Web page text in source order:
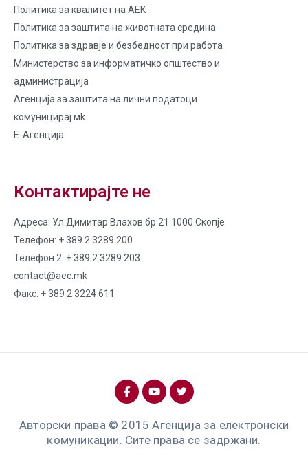
Политика за квалитет на AЕК
Политика за заштита на животната средина
Политика за здравје и безбедност при работа
Министерство за информатичко општество и
администрација
Агенција за заштита на лични податоци
комуницирај.мk
Е-Агенција
Контактирајте не
Адреса: Ул.Димитар Влахов бр.21 1000 Скопје
Телефон: + 389 2 3289 200
Телефон 2: + 389 2 3289 203
contact@aec.mk
Факс: + 389 2 3224 611
Авторски права © 2015 Агенција за електронски
комуникации. Сите права се задржани.